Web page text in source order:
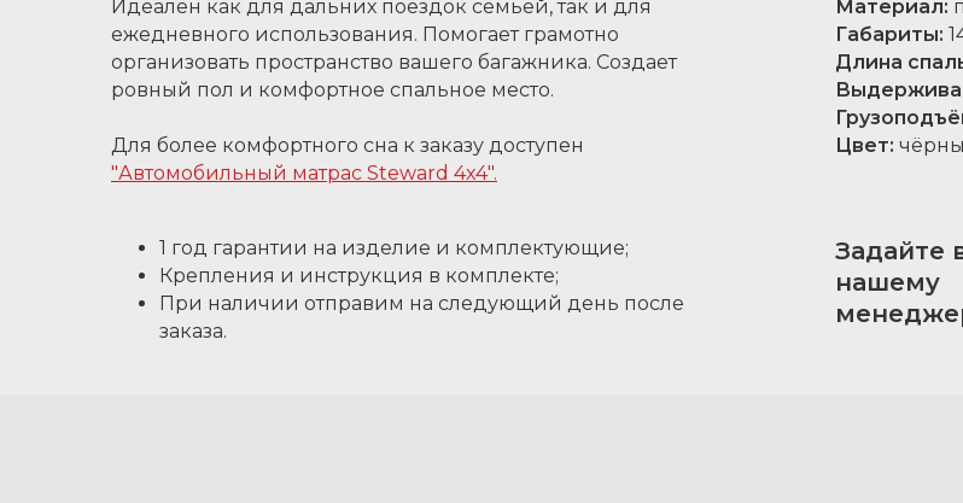
Идеален как для дальних поездок семьей, так и для
ежедневного использования. Помогает грамотно
организовать пространство вашего багажника. Создает
ровный пол и комфортное спальное место.
Для более комфортного сна к заказу доступен
"Автомобильный матрас Steward 4x4".
1 год гарантии на изделие и комплектующие;
Крепления и инструкция в комплекте;
При наличии отправим на следующий день после
заказа.
Материал:
Габариты:
Длина
Цвет:
Задайте
нашему